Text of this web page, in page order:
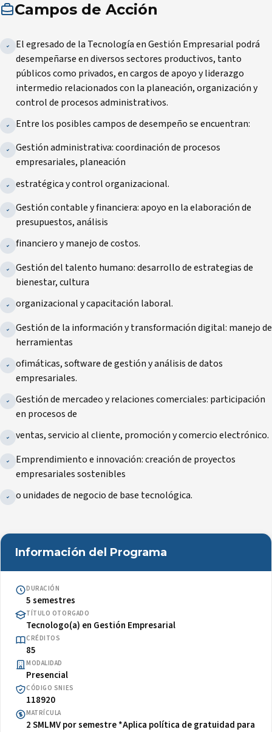
Campos de Acción
El egresado de la Tecnología en Gestión Empresarial podrá
desempeñarse en diversos sectores productivos, tanto
públicos como privados, en cargos de apoyo y liderazgo
intermedio relacionados con la planeación, organización y
control de procesos administrativos.
Entre los posibles campos de desempeño se encuentran:
Gestión administrativa: coordinación de procesos
empresariales, planeación
estratégica y control organizacional.
Gestión contable y financiera: apoyo en la elaboración de
presupuestos, análisis
financiero y manejo de costos.
Gestión del talento humano: desarrollo de estrategias de
bienestar, cultura
organizacional y capacitación laboral.
Gestión de la información y transformación digital: manejo de
herramientas
ofimáticas, software de gestión y análisis de datos
empresariales.
Gestión de mercadeo y relaciones comerciales: participación
en procesos de
ventas, servicio al cliente, promoción y comercio electrónico.
Emprendimiento e innovación: creación de proyectos
empresariales sostenibles
o unidades de negocio de base tecnológica.
Información del Programa
DURACIÓN
5 semestres
TÍTULO OTORGADO
Tecnologo(a) en Gestión Empresarial
CRÉDITOS
85
MODALIDAD
Presencial
CÓDIGO SNIES
118920
MATRÍCULA
2 SMLMV por semestre *Aplica política de gratuidad para